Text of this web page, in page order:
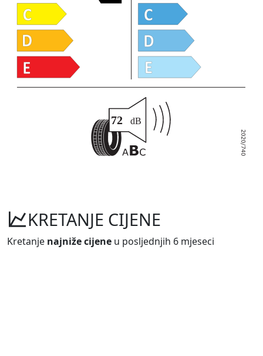
KRETANJE CIJENE
Kretanje najniže cijene u posljednjih 6 mjeseci